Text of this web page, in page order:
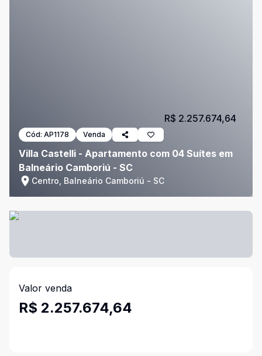
Cód: AP1178 Venda
Villa Castelli - Apartamento com 04 Suítes em
Balneário Camboriú - SC
Centro, Balneário Camboriú - SC
R$ 2.257.674,64
Valor venda
R$ 2.257.674,64